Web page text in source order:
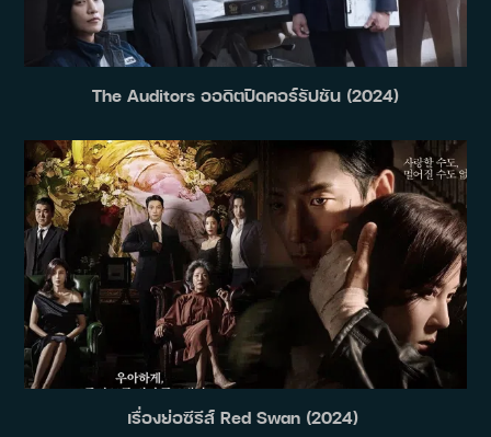
The Auditors ออดิตปิดคอร์รัปชัน (2024)
เรื่องย่อซีรีส์ Red Swan (2024)